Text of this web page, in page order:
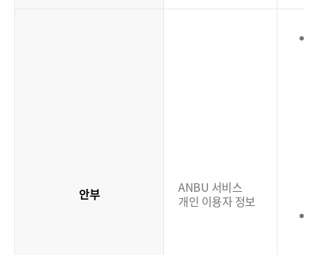
안부
ANBU 서비스
개인 이용자 정보